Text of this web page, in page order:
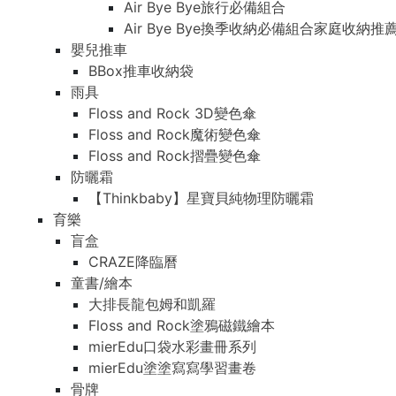
Air Bye Bye旅行必備組合
Air Bye Bye換季收納必備組合家庭收納推
嬰兒推車
BBox推車收納袋
雨具
Floss and Rock 3D變色傘
Floss and Rock魔術變色傘
Floss and Rock摺疊變色傘
防曬霜
【Thinkbaby】星寶貝純物理防曬霜
育樂
盲盒
CRAZE降臨曆
童書/繪本
大排長龍包姆和凱羅
Floss and Rock塗鴉磁鐵繪本
mierEdu口袋水彩畫冊系列
mierEdu塗塗寫寫學習畫卷
骨牌